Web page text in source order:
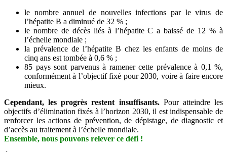
le nombre annuel de nouvelles infections par le virus de
l’hépatite B a diminué de 32 % ;
le nombre de décès liés à l’hépatite C a baissé de 12 % à
l’échelle mondiale ;
la prévalence de l’hépatite B chez les enfants de moins de
cinq ans est tombée à 0,6 % ;
85 pays sont parvenus à ramener cette prévalence à 0,1 %,
conformément à l’objectif fixé pour 2030, voire à faire encore
mieux.
Cependant, les progrès restent insuffisants.Pour atteindre les
objectifs d’élimination fixés à l’horizon 2030, il est indispensable de
renforcer les actions de prévention, de dépistage, de diagnostic et
d’accès au traitement à l’échelle mondiale.
Ensemble, nous pouvons relever ce défi !